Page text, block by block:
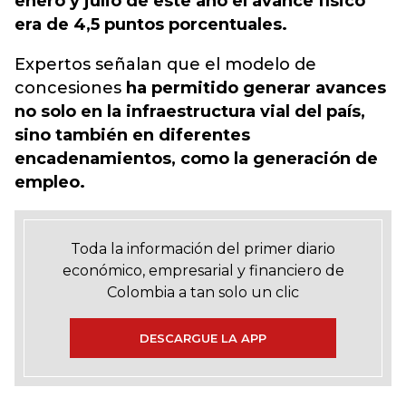
era de 4,5 puntos porcentuales.
Expertos señalan que el modelo de
concesiones ha permitido generar avances
no solo en la infraestructura vial del país,
sino también en diferentes
encadenamientos, como la generación de
empleo.
Toda la información del primer diario
económico, empresarial y financiero de
Colombia a tan solo un clic
DESCARGUE LA APP